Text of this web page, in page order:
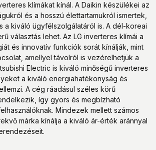
klímákat kínál. A Daikin készülékei az
és a hosszú élettartamukról ismertek,
a kiváló ügyfélszolgálatáról is. A dél-koreai
választás lehet. Az LG inverteres klímái a
és innovatív funkciók sorát kínálják, mint
amellyel távolról is vezérelhetjük a
Electric is kiváló minőségű inverteres
a kiváló energiahatékonyság és
A cég ráadásul széles körű
így gyors és megbízható
Mindezek mellett számos
márka kínálja a kiváló ár-érték aránnyal